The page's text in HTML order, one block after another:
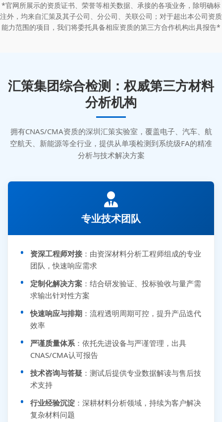
*官网所展示的资质证书、荣誉等相关数据、承接的各项业务，除明确标
注外，均来自汇策及其子公司、分公司、关联公司；对于超出本公司资质
能力范围的项目，我们将委托具备相应资质的第三方合作机构出具报告*
汇策集团综合检测：权威第三方材料
分析机构
拥有CNAS/CMA资质的深圳汇策实验室，覆盖电子、汽车、航
空航天、新能源等全行业，提供从单项检测到系统级FA的精准
分析与技术解决方案
专业技术团队
资深工程师对接 ：由资深材料分析工程师组成的专业
团队，快速响应需求
定制化解决方案 ：结合研发验证、投标验收与量产需
求输出针对性方案
快速响应与排期 ：流程透明周期可控，提升产品迭代
效率
严谨质量体系 ：依托先进设备与严谨管理，出具
CNAS/CMA认可报告
技术咨询与答疑 ：测试后提供专业数据解读与售后技
术支持
行业经验沉淀 ：深耕材料分析领域，持续为客户解决
复杂材料问题